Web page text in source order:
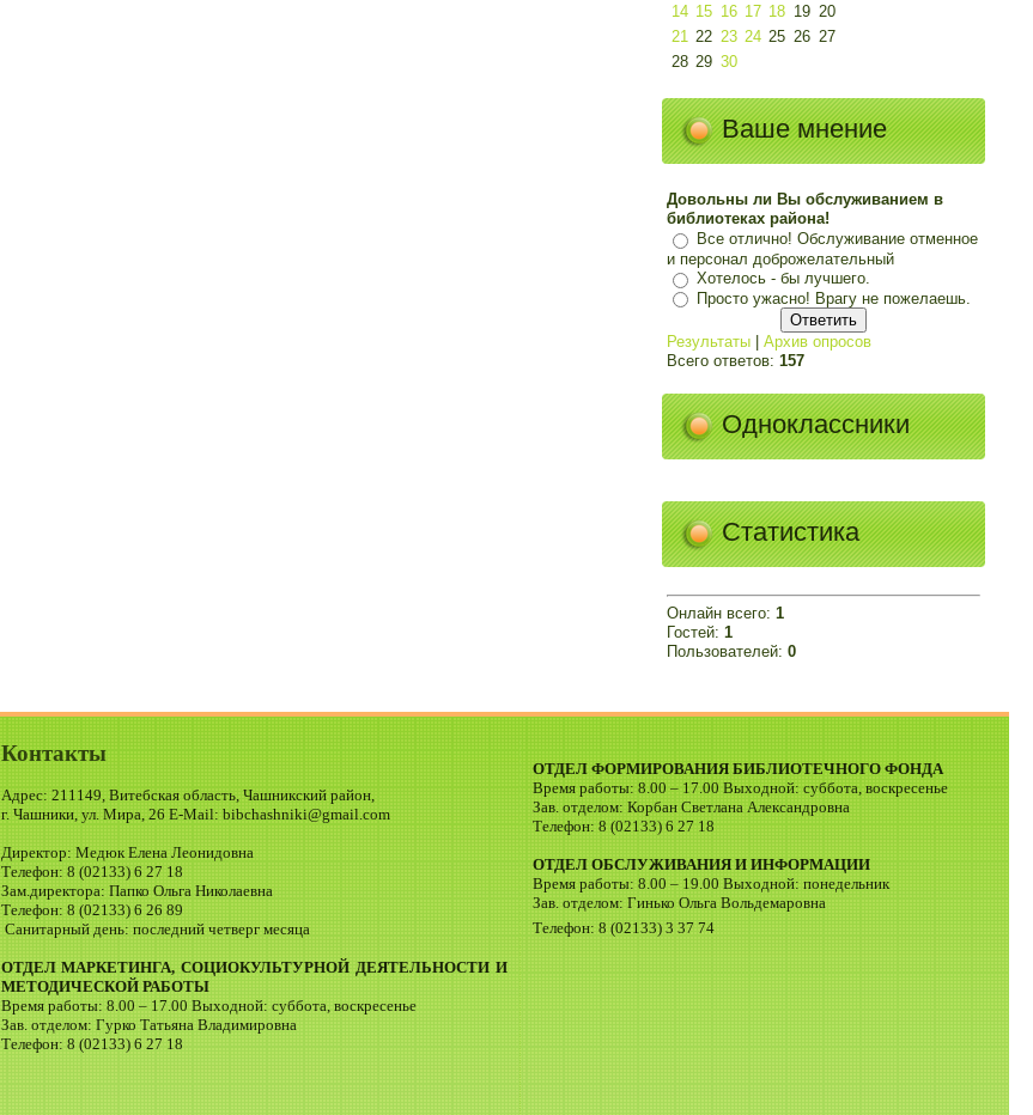
14 15 16 17 18 19 20
21 22 23 24 25 26 27
28 29 30
Ваше мнение
Довольны ли Вы обслуживанием в
библиотеках района!
Все отлично! Обслуживание отменное
и персонал доброжелательный
Хотелось - бы лучшего.
Просто ужасно! Врагу не пожелаешь.
Результаты| Архив опросов
Всего ответов: 157
Одноклассники
Статистика
Онлайн всего: 1
Гостей: 1
Пользователей: 0
Контакты
Адрес: 211149, Витебская область, Чашникский район,
г. Чашники, ул. Мира, 26 E-Mail: bibchashniki@gmail.com
Директор: Медюк Елена Леонидовна
Телефон: 8 (02133) 6 27 18
Зам.директора: Папко Ольга Николаевна
Телефон: 8 (02133) 6 26 89
Санитарный день: последний четверг месяца
ОТДЕЛ МАРКЕТИНГА, СОЦИОКУЛЬТУРНОЙ ДЕЯТЕЛЬНОСТИ И
МЕТОДИЧЕСКОЙ РАБОТЫ
Время работы: 8.00 – 17.00 Выходной: суббота, воскресенье
Зав. отделом: Гурко Татьяна Владимировна
Телефон: 8 (02133) 6 27 18
ОТДЕЛ ФОРМИРОВАНИЯ БИБЛИОТЕЧНОГО ФОНДА
Время работы: 8.00 – 17.00 Выходной: суббота, воскресенье
Зав. отделом: Корбан Светлана Александровна
Телефон: 8 (02133) 6 27 18
ОТДЕЛ ОБСЛУЖИВАНИЯ И ИНФОРМАЦИИ
Время работы: 8.00 – 19.00 Выходной: понедельник
Зав. отделом: Гинько Ольга Вольдемаровна
Телефон: 8 (02133) 3 37 74